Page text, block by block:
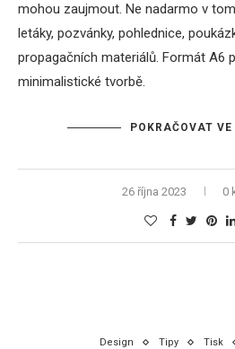
mohou zaujmout. Ne nadarmo v
letáky, pozvánky, pohlednice,
propagačních materiálů. Formát A6
minimalistické tvorbě.
POKRAČOVAT VE
26 října 2023 0
Design Tipy Tisk